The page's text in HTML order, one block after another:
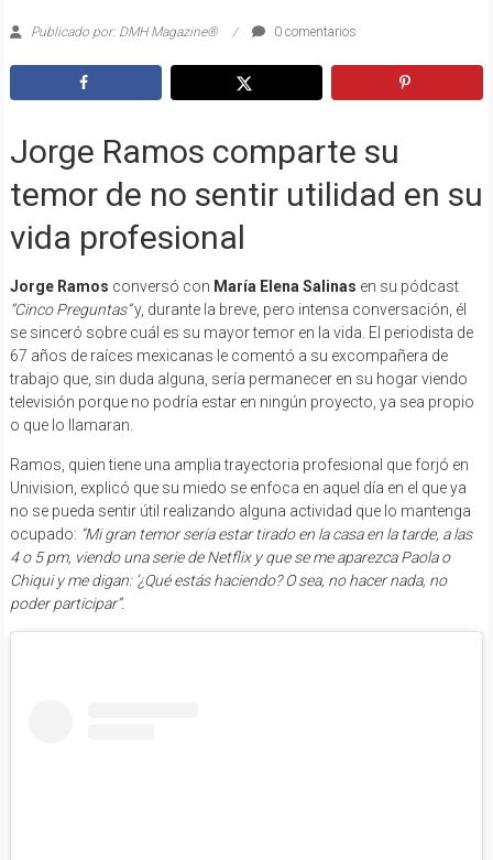
Publicado por: DMH Magazine® 0 comentarios
Jorge Ramos comparte su
temor de no sentir utilidad en su
vida profesional
Jorge Ramos conversó con María Elena Salinas en su pódcast
“Cinco Preguntas”y, durante la breve, pero intensa conversación, él
se sinceró sobre cuál es su mayor temor en la vida. El periodista de
67 años de raíces mexicanas le comentó a su excompañera de
trabajo que, sin duda alguna, sería permanecer en su hogar viendo
televisión porque no podría estar en ningún proyecto, ya sea propio
o que lo llamaran.
Ramos, quien tiene una amplia trayectoria profesional que forjó en
Univision, explicó que su miedo se enfoca en aquel día en el que ya
no se pueda sentir útil realizando alguna actividad que lo mantenga
ocupado: “Mi gran temor sería estar tirado en la casa en la tarde, a las
4 o 5 pm, viendo una serie de Netflix y que se me aparezca Paola o
Chiqui y me digan: ‘¿Qué estás haciendo? O sea, no hacer nada, no
poder participar”.